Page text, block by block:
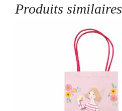
Produits similaires